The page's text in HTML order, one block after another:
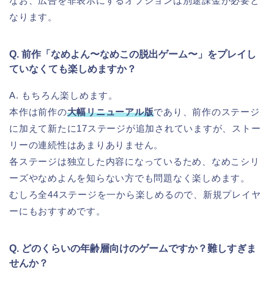
なります。
Q. 前作「なめよん〜なめこの脱出ゲーム〜」をプレイし
ていなくても楽しめますか？
A. もちろん楽しめます。
本作は前作の大幅リニューアル版であり、前作のステージ
に加えて新たに17ステージが追加されていますが、ストー
リーの連続性はあまりありません。
各ステージは独立した内容になっているため、なめこシリ
ーズやなめよんを知らない方でも問題なく楽しめます。
むしろ全44ステージを一から楽しめるので、新規プレイヤ
ーにもおすすめです。
Q. どのくらいの年齢層向けのゲームですか？難しすぎま
せんか？